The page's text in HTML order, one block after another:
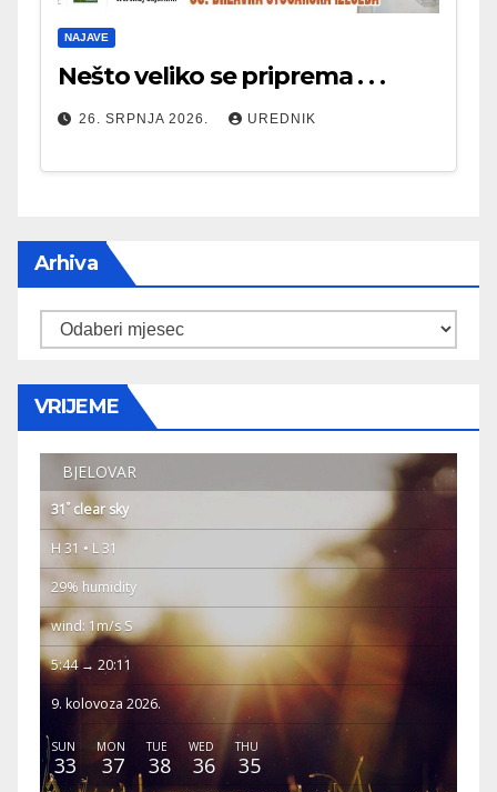
NAJAVE
Nešto veliko se priprema . . .
26. SRPNJA 2026. UREDNIK
Arhiva
Arhiva
VRIJEME
BJELOVAR
31° clear sky
H 31 • L 31
29% humidity
wind: 1m/s S
5:44 → 20:11
9. kolovoza 2026.
SUN
33
MON
37
TUE
38
WED
36
THU
35